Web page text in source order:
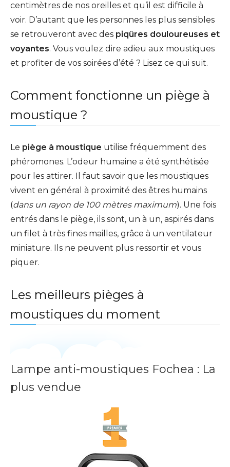
centimètres de nos oreilles et qu’il est difficile à
voir. D’autant que les personnes les plus sensibles
se retrouveront avec des piqûres douloureuses et
voyantes. Vous voulez dire adieu aux moustiques
et profiter de vos soirées d’été ? Lisez ce qui suit.
Comment fonctionne un piège à
moustique ?
Le piège à moustique utilise fréquemment des
phéromones. L’odeur humaine a été synthétisée
pour les attirer. Il faut savoir que les moustiques
vivent en général à proximité des êtres humains
(dans un rayon de 100 mètres maximum). Une fois
entrés dans le piège, ils sont, un à un, aspirés dans
un filet à très fines mailles, grâce à un ventilateur
miniature. Ils ne peuvent plus ressortir et vous
piquer.
Les meilleurs pièges à
moustiques du moment
Lampe anti-moustiques Fochea : La
plus vendue